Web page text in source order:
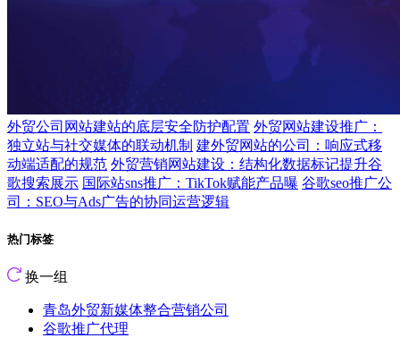
外贸公司网站建站的底层安全防护配置 外贸网站建设推广：
独立站与社交媒体的联动机制 建外贸网站的公司：响应式移
动端适配的规范 外贸营销网站建设：结构化数据标记提升谷
歌搜索展示 国际站sns推广：TikTok赋能产品曝 谷歌seo推广公
司：SEO与Ads广告的协同运营逻辑
热门标签
换一组
青岛外贸新媒体整合营销公司
谷歌推广代理